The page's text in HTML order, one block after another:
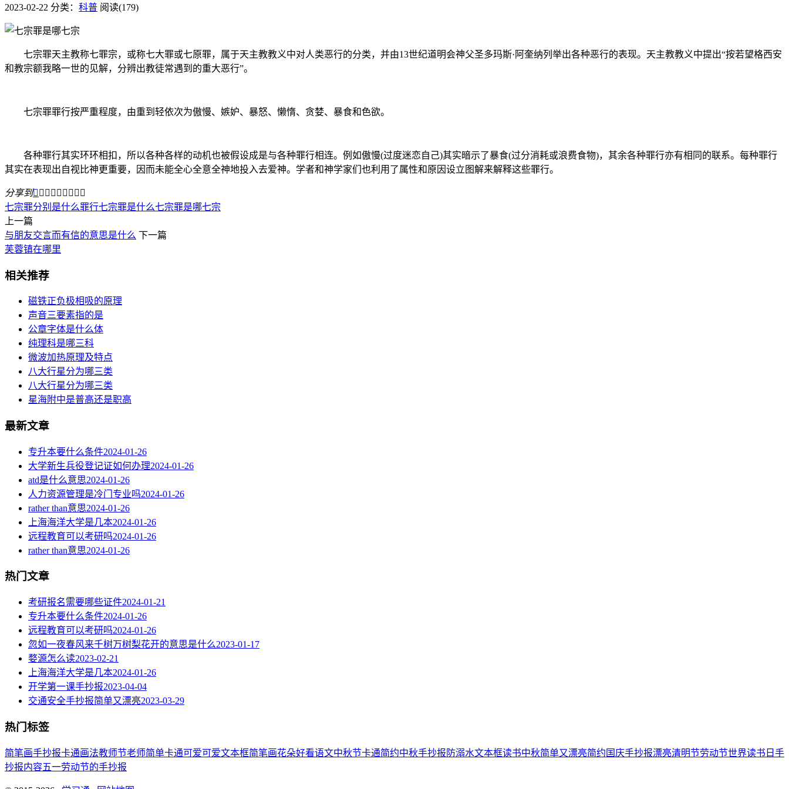
2023-02-22 分类： 科普 阅读(179)
七宗罪天主教称七罪宗，或称七大罪或七原罪，属于天主教教义中对人类恶行的分类，并由13世纪道明会神父圣多玛斯·阿奎纳列举出各种恶行的表现。天主教教义中提出“按若望格西安
和教宗额我略一世的见解，分辨出教徒常遇到的重大恶行”。
七宗罪罪行按严重程度，由重到轻依次为傲慢、嫉妒、暴怒、懒惰、贪婪、暴食和色欲。
各种罪行其实环环相扣，所以各种各样的动机也被假设成是与各种罪行相连。例如傲慢(过度迷恋自己)其实暗示了暴食(过分消耗或浪费食物)，其余各种罪行亦有相同的联系。每种罪行
其实在表现出自视比神更重要，因而未能全心全意全神地投入去爱神。学者和神学家们也利用了属性和原因设立图解来解释这些罪行。
分享到        
七宗罪分别是什么罪行七宗罪是什么七宗罪是哪七宗
上一篇
与朋友交言而有信的意思是什么 下一篇
芙蓉镇在哪里
相关推荐
磁铁正负极相吸的原理
声音三要素指的是
公章字体是什么体
纯理科是哪三科
微波加热原理及特点
八大行星分为哪三类
八大行星分为哪三类
星海附中是普高还是职高
最新文章
专升本要什么条件2024-01-26
大学新生兵役登记证如何办理2024-01-26
atd是什么意思2024-01-26
人力资源管理是冷门专业吗2024-01-26
rather than意思2024-01-26
上海海洋大学是几本2024-01-26
远程教育可以考研吗2024-01-26
rather than意思2024-01-26
热门文章
考研报名需要哪些证件2024-01-21
专升本要什么条件2024-01-26
远程教育可以考研吗2024-01-26
忽如一夜春风来千树万树梨花开的意思是什么2023-01-17
婺源怎么读2023-02-21
上海海洋大学是几本2024-01-26
开学第一课手抄报2023-04-04
交通安全手抄报简单又漂亮2023-03-29
热门标签
简笔画手抄报卡通画法教师节老师简单卡通可爱可爱文本框简笔画花朵好看语文中秋节卡通简约中秋手抄报 防溺水文本框读书中秋简单又漂亮简约 国庆手抄报漂亮清明节劳动节世界读书日 手
抄报内容五一劳动节的手抄报